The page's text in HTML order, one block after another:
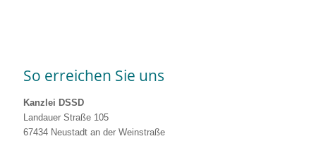
So erreichen Sie uns
Kanzlei DSSD
Landauer Straße 105
67434 Neustadt an der Weinstraße